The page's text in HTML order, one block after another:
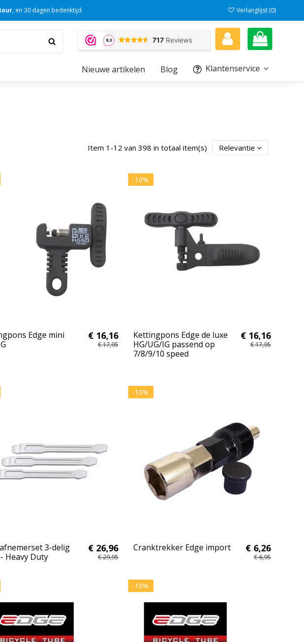
, en 30 dagen bedenktijd Verlanglijst (0)
Klantenservice
Blog
Nieuwe artikelen
Item 1-12 van 398 in totaal item(s) Relevantie
Edge mini
€ 16,16
€ 17,95
-10%
Kettingpons Edge de luxe
HG/UG/IG passend op
7/8/9/10 speed
€ 16,16
€ 17,95
3-delig
Heavy Duty
€ 26,96
€ 29,95
-10%
Cranktrekker Edge import € 6,26
€ 6,95
-10%